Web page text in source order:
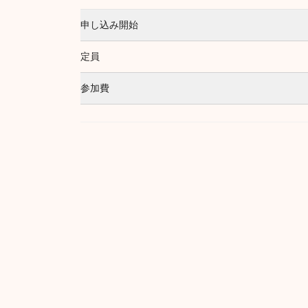
申し込み開始
定員
参加費